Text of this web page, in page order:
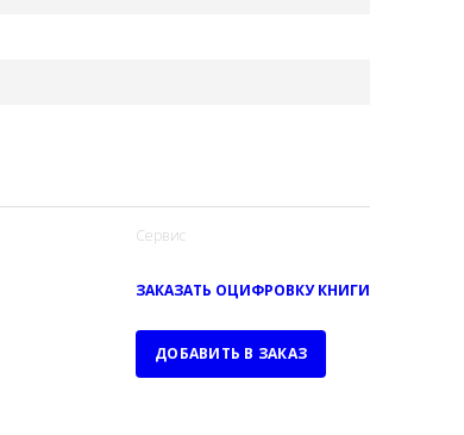
Сервис
ЗАКАЗАТЬ ОЦИФРОВКУ КНИГИ
ДОБАВИТЬ В ЗАКАЗ